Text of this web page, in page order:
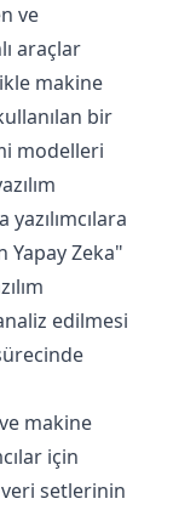
ve
araçlar
makine
bir
modelleri
Yapay Zeka"
edilmesi
makine
için
setlerinin